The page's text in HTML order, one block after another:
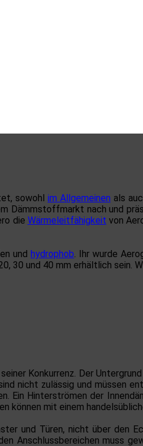
sowohl im Allgemeinen als
Dämmstoffmarkt nach und
die Wärmeleitfähigkeit von
und hydrophob. Ihr wurde
30 und 40 mm erhältlich sein.
Konkurrenz. Der
nicht zulässig und müssen
Ein Hinterströmen der
mit einem
und Türen, nicht über den
Anschlussbereichen muss